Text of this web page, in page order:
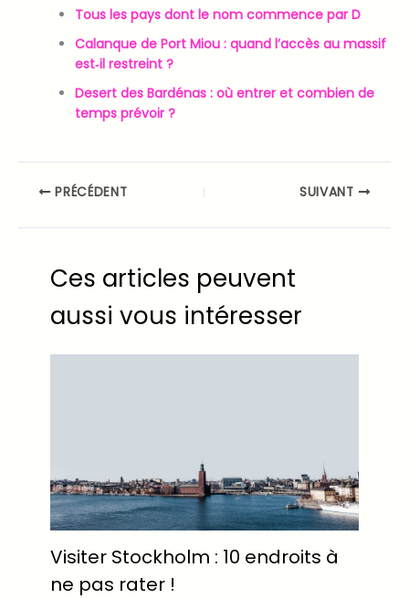
Tous les pays dont le nom commence par D
Calanque de Port Miou : quand l’accès au massif
est‑il restreint ?
Desert des Bardénas : où entrer et combien de
temps prévoir ?
PRÉCÉDENT SUIVANT
Ces articles peuvent
aussi vous intéresser
Visiter Stockholm : 10 endroits à
ne pas rater !